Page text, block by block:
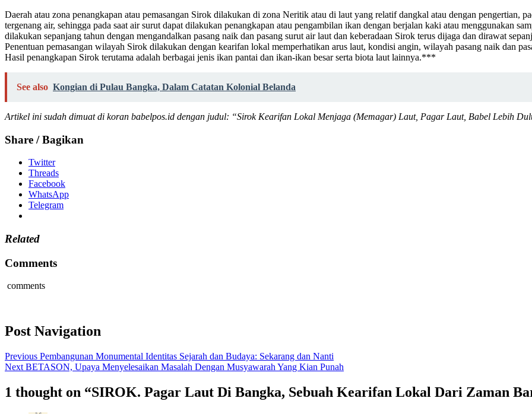
Daerah atau zona penangkapan atau pemasangan Sirok dilakukan di zona Neritik atau di laut yang relatif dangkal atau dengan pengertian,
tergenang air, sehingga pada saat air surut dapat dilakukan penangkapan atau pengambilan ikan dengan berjalan kaki atau menggunakan
dilakukan sepanjang tahun dengan mengandalkan pasang naik dan pasang surut air laut dan keberadaan Sirok terus dijaga dan dirawat
Penentuan pemasangan wilayah Sirok dilakukan dengan kearifan lokal memperhatikan arus laut, kondisi angin, wilayah pasang naik dan
Hasil penangkapan Sirok terutama adalah berbagai jenis ikan pantai dan ikan-ikan besar serta biota laut lainnya.***
See also Kongian di Pulau Bangka, Dalam Catatan Kolonial Belanda
Artikel ini sudah dimuat di koran babelpos.id dengan judul: “Sirok Kearifan Lokal Menjaga (Memagar) Laut, Pagar Laut, Babel Lebih
Share / Bagikan
Twitter
Threads
Facebook
WhatsApp
Telegram
Related
Comments
comments
Post Navigation
Previous Pembangunan Monumental Identitas Sejarah dan Budaya: Sekarang dan Nanti
Next BETASON, Upaya Menyelesaikan Masalah Dengan Musyawarah Yang Kian Punah
1 thought on “SIROK. Pagar Laut Di Bangka, Sebuah Kearifan Lokal Dari Zaman